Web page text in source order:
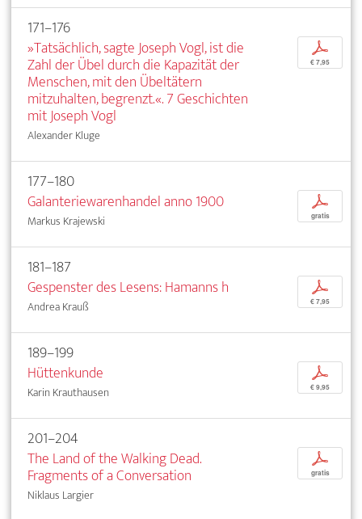
171–176
»Tatsächlich, sagte Joseph Vogl, ist die
Zahl der Übel durch die Kapazität der
Menschen, mit den Übeltätern
mitzuhalten, begrenzt.«. 7 Geschichten
mit Joseph Vogl
Alexander Kluge
p
€ 7,95
177–180
Galanteriewarenhandel anno 1900
Markus Krajewski
p
gratis
181–187
Gespenster des Lesens: Hamanns h
Andrea Krauß
p
€ 7,95
189–199
Hüttenkunde
Karin Krauthausen
p
€ 9,95
201–204
The Land of the Walking Dead.
Fragments of a Conversation
Niklaus Largier
p
gratis